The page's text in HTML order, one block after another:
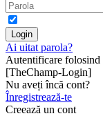
Ai uitat parola?
Autentificare folosind
[TheChamp-Login]
Nu aveți încă cont?
Înregistrează-te
Creează un cont